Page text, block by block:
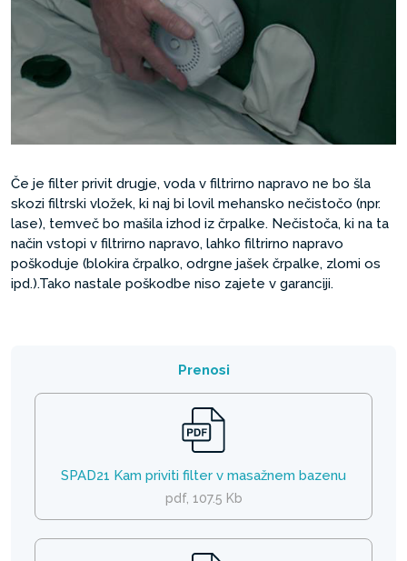
Če je filter privit drugje, voda v filtrirno napravo ne bo šla
skozi filtrski vložek, ki naj bi lovil mehansko nečistočo (npr.
lase), temveč bo mašila izhod iz črpalke. Nečistoča, ki na ta
način vstopi v filtrirno napravo, lahko filtrirno napravo
poškoduje (blokira črpalko, odrgne jašek črpalke, zlomi os
ipd.).Tako nastale poškodbe niso zajete v garanciji.
Prenosi
SPAD21 Kam priviti filter v masažnem bazenu
pdf, 107.5 Kb